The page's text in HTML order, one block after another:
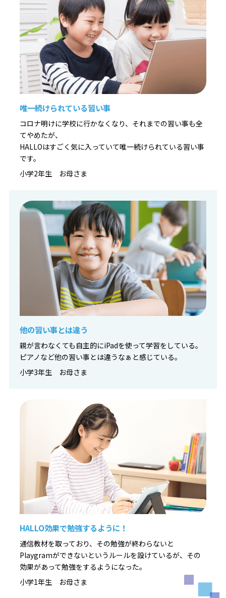
唯一続けられている習い事
コロナ明けに学校に行かなくなり、それまでの習い事も全
てやめたが、
HALLOはすごく気に入っていて唯一続けられている習い事
です。
小学2年生 お母さま
他の習い事とは違う
親が言わなくても自主的にiPadを使って学習をしている。
ピアノなど他の習い事とは違うなぁと感じている。
小学3年生 お母さま
HALLO効果で勉強するように！
通信教材を取っており、その勉強が終わらないと
Playgramができないというルールを設けているが、その
効果があって勉強をするようになった。
小学1年生 お母さま